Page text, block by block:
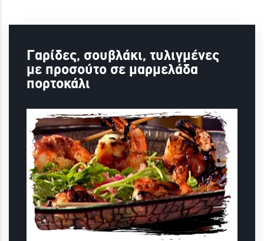
Γαρίδες, σουβλάκι, τυλιγμένες
με προσούτο σε μαρμελάδα
πορτοκάλι